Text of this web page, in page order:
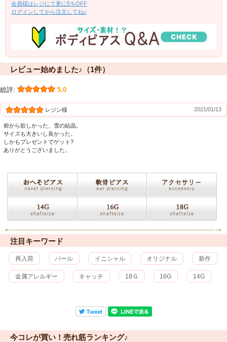
会員様はレジにて更に5％OFF
ログインしてから注文してね♪
レビュー始めました♪（1件）
総評: 5.0
レジン様 2021/01/13
前から欲しかった、雪の結晶。
サイズも大きいし良かった。
しかもプレゼントでゲット?
ありがとうございました。
注目キーワード
再入荷 パール イニシャル オリジナル 新作
金属アレルギー キャッチ 18Ｇ 16G 14G
今コレが買い！売れ筋ランキング♪